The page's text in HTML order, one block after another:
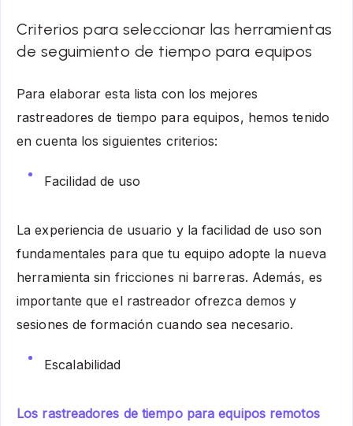
Criterios para seleccionar las herramientas
de seguimiento de tiempo para equipos
Para elaborar esta lista con los mejores
rastreadores de tiempo para equipos, hemos tenido
en cuenta los siguientes criterios:
Facilidad de uso
La experiencia de usuario y la facilidad de uso son
fundamentales para que tu equipo adopte la nueva
herramienta sin fricciones ni barreras. Además, es
importante que el rastreador ofrezca demos y
sesiones de formación cuando sea necesario.
Escalabilidad
Los rastreadores de tiempo para equipos remotos